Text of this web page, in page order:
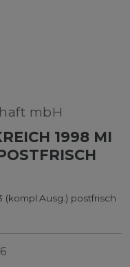
mbH
1998 MI
(kompl.Ausg.) postfrisch